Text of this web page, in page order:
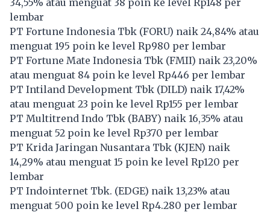
lembar
PT Fortune Indonesia Tbk (FORU) naik 24,84% atau
menguat 195 poin ke level Rp980 per lembar
PT Fortune Mate Indonesia Tbk (FMII) naik 23,20%
atau menguat 84 poin ke level Rp446 per lembar
PT Intiland Development Tbk (DILD) naik 17,42%
atau menguat 23 poin ke level Rp155 per lembar
PT Multitrend Indo Tbk (BABY) naik 16,35% atau
menguat 52 poin ke level Rp370 per lembar
PT Krida Jaringan Nusantara Tbk (KJEN) naik
14,29% atau menguat 15 poin ke level Rp120 per
lembar
PT Indointernet Tbk. (EDGE) naik 13,23% atau
menguat 500 poin ke level Rp4.280 per lembar